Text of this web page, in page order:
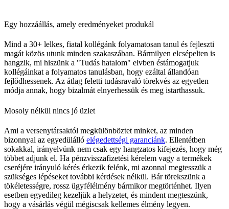
Egy hozzáállás, amely eredményeket produkál
Mind a 30+ lelkes, fiatal kollégánk folyamatosan tanul és fejleszti
magát közös utunk minden szakaszában. Bármilyen elcsépelten is
hangzik, mi hiszünk a "Tudás hatalom" elvben éstámogatjuk
kollégáinkat a folyamatos tanulásban, hogy ezáltal állandóan
fejlődhessenek. Az átlag feletti tudásravaló törekvés az egyetlen
módja annak, hogy bizalmát elnyerhessük és meg istarthassuk.
Mosoly nélkül nincs jó üzlet
Ami a versenytársaktól megkülönböztet minket, az minden
bizonnyal az egyedülálló elégedettségi garanciánk. Ellentétben
sokakkal, irányelvünk nem csak egy hangzatos kifejezés, hogy még
többet adjunk el. Ha pénzvisszafizetési kérelem vagy a termékek
cseréjére irányuló kérés érkezik felénk, mi azonnal megtesszük a
szükséges lépéseket további kérdések nélkül. Bár törekszünk a
tökéletességre, rossz ügyfélélmény bármikor megtörténhet. Ilyen
esetben egyedileg kezeljük a helyzetet, és mindent megteszünk,
hogy a vásárlás végül mégiscsak kellemes élmény legyen.